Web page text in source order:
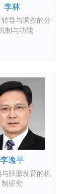
李林
导与调控的分
制与功能
李逸平
胚胎发育的机
制研究